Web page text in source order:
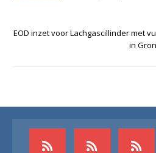
EOD inzet voor Lachgascillinder met
in